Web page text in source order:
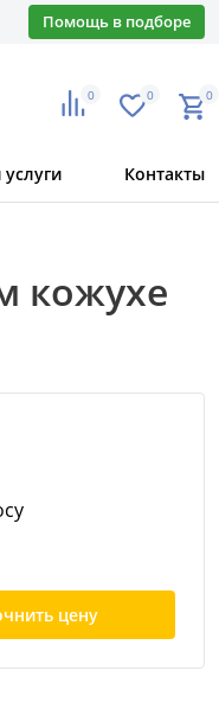
Помощь в подборе
0 0 0
Контакты
кожухе
цену